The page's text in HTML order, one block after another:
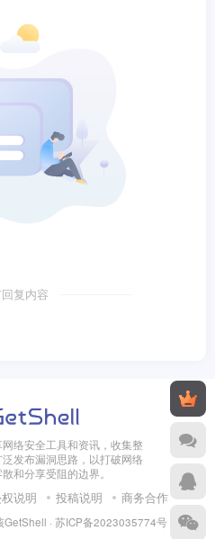
复内容
络安全工具和资讯，收集整
发布漏洞思路，以打破网络
和分享受阻的边界。
说明 投稿说明 商务合作
· 苏ICP备2023035774号